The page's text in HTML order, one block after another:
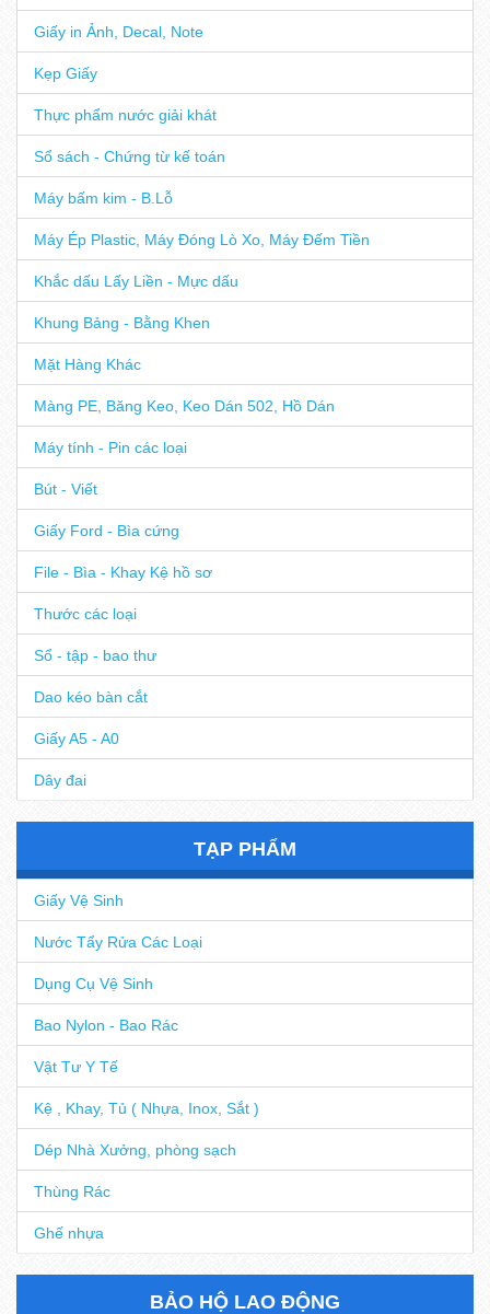
Giấy in Ảnh, Decal, Note
Kẹp Giấy
Thực phẩm nước giải khát
Sổ sách - Chứng từ kế toán
Máy bấm kim - B.Lỗ
Máy Ép Plastic, Máy Đóng Lò Xo, Máy Đếm Tiền
Khắc dấu Lấy Liền - Mực dấu
Khung Bảng - Bằng Khen
Mặt Hàng Khác
Màng PE, Băng Keo, Keo Dán 502, Hồ Dán
Máy tính - Pin các loại
Bút - Viết
Giấy Ford - Bìa cứng
File - Bìa - Khay Kệ hồ sơ
Thước các loại
Sổ - tập - bao thư
Dao kéo bàn cắt
Giấy A5 - A0
Dây đai
TẠP PHẨM
Giấy Vệ Sinh
Nước Tẩy Rửa Các Loại
Dụng Cụ Vệ Sinh
Bao Nylon - Bao Rác
Vật Tư Y Tế
Kệ , Khay, Tủ ( Nhựa, Inox, Sắt )
Dép Nhà Xưởng, phòng sạch
Thùng Rác
Ghế nhựa
BẢO HỘ LAO ĐỘNG